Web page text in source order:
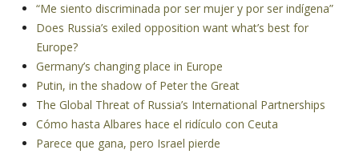
“Me siento discriminada por ser mujer y por ser indígena”
Does Russia’s exiled opposition want what’s best for
Europe?
Germany’s changing place in Europe
Putin, in the shadow of Peter the Great
The Global Threat of Russia’s International Partnerships
Cómo hasta Albares hace el ridículo con Ceuta
Parece que gana, pero Israel pierde